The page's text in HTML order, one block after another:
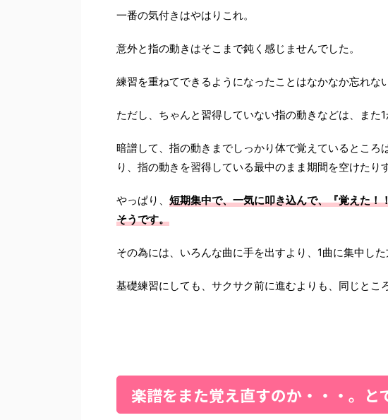
一番の気付きはやはりこれ。
意外と指の動きはそこまで鈍く感じませんでした。
練習を重ねてできるようになったことはなかなか忘れな
ただし、ちゃんと習得していない指の動きなどは、また
暗譜して、指の動きまでしっかり体で覚えているところ
り、指の動きを習得している最中のまま期間を空けたり
やっぱり、 短期集中で、一気に叩き込んで、『覚えた
そうです。
その為には、いろんな曲に手を出すより、1曲に集中した
基礎練習にしても、サクサク前に進むよりも、同じとこ
楽譜をまた覚え直すのか・・・。と